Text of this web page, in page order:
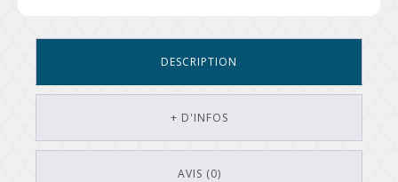
DESCRIPTION
+ D'INFOS
AVIS (0)